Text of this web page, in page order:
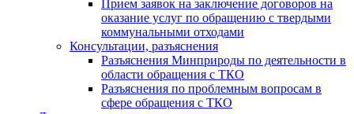
Прием заявок на заключение договоров на
оказание услуг по обращению с твердыми
коммунальными отходами
Консультации, разъяснения
Разъяснения Минприроды по деятельности в
области обращения с ТКО
Разъяснения по проблемным вопросам в
сфере обращения с ТКО